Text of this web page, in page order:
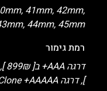
41mm, 42mm,
44mm, 45mm
רמת גימור
], דרגה SuperClone +AAAAA ב[ 2,599₪ ]